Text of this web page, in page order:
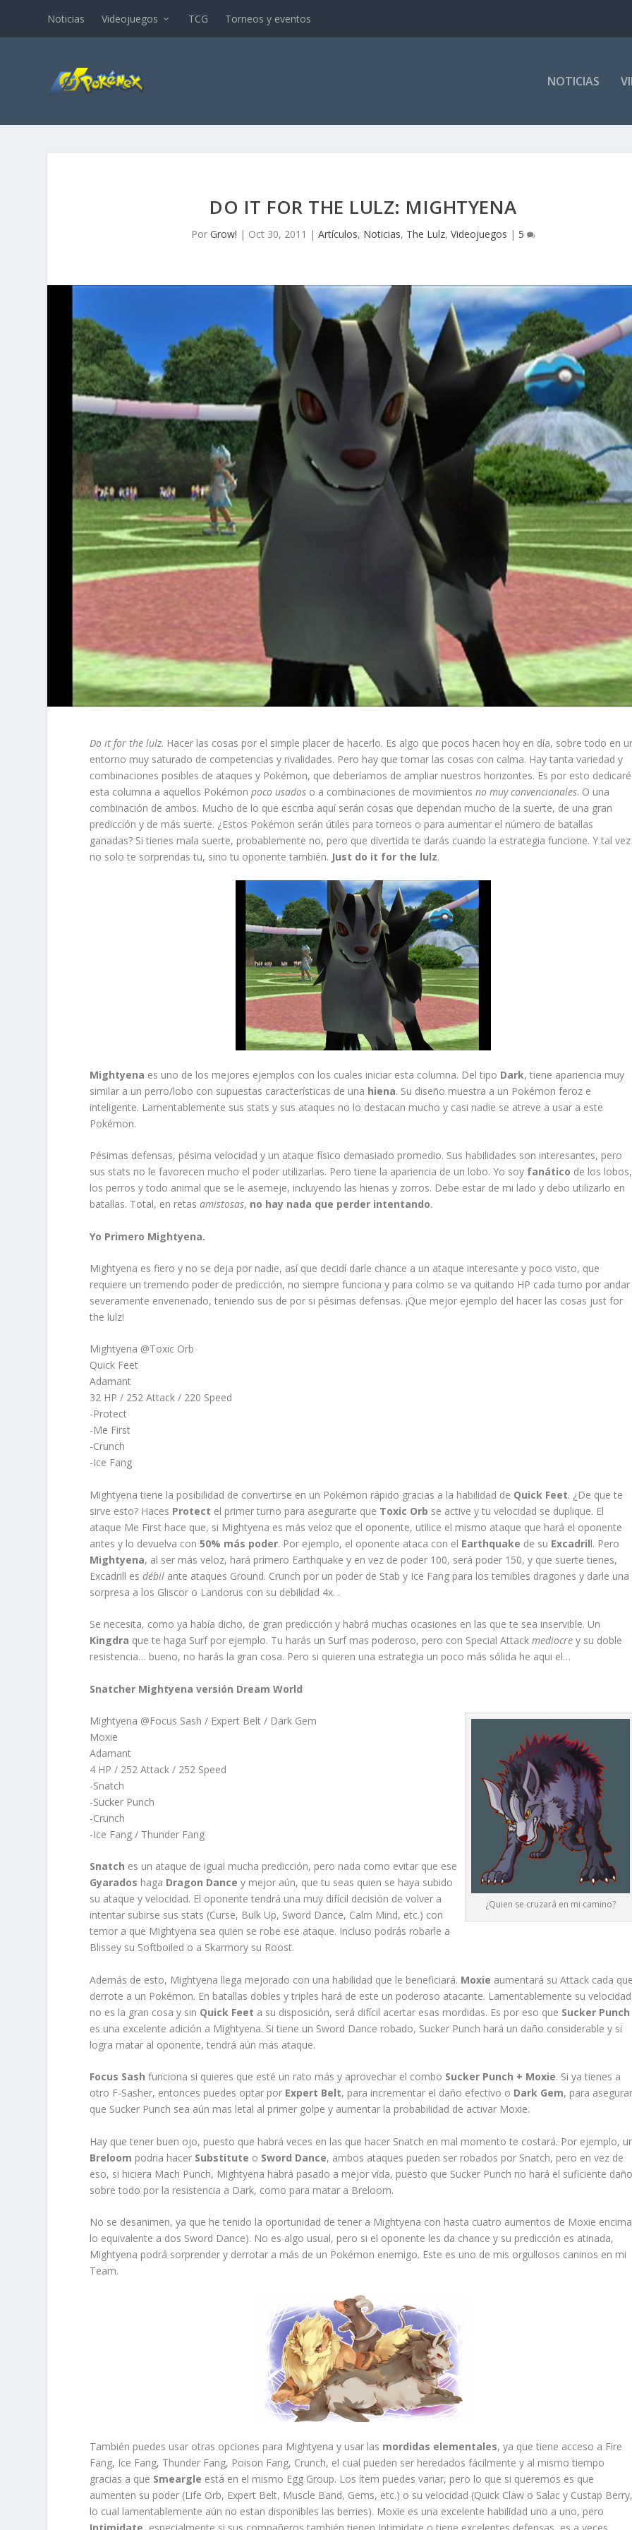
Noticias Videojuegos TCG Torneos y eventos
NOTICIAS
DO IT FOR THE LULZ: MIGHTYENA
Por Grow! | Oct 30, 2011 | Artículos, Noticias, The Lulz, Videojuegos | 5
Do it for the lulz. Hacer las cosas por el simple placer de hacerlo. Es algo que pocos hacen hoy en día, sobre todo en
entorno muy saturado de competencias y rivalidades. Pero hay que tomar las cosas con calma. Hay tanta variedad y
combinaciones posibles de ataques y Pokémon, que deberíamos de ampliar nuestros horizontes. Es por esto dedicaré
esta columna a aquellos Pokémonpoco usados o a combinaciones de movimientosno muy convencionales. O una
combinación de ambos. Mucho de lo que escriba aquí serán cosas que dependan mucho de la suerte, de una gran
predicción y de más suerte. ¿Estos Pokémon serán útiles para torneos o para aumentar el número de batallas
ganadas? Si tienes mala suerte, probablemente no, pero que divertida te darás cuando la estrategia funcione. Y tal vez
no solo te sorprendas tu, sino tu oponente también. Just do it for the lulz.
Mightyena es uno de los mejores ejemplos con los cuales iniciar esta columna. Del tipo Dark, tiene apariencia muy
similar a un perro/lobo con supuestas características de una hiena. Su diseño muestra a un Pokémon feroz e
inteligente. Lamentablemente sus stats y sus ataques no lo destacan mucho y casi nadie se atreve a usar a este
Pokémon.
Pésimas defensas, pésima velocidad y un ataque físico demasiado promedio. Sus habilidades son interesantes, pero
sus stats no le favorecen mucho el poder utilizarlas. Pero tiene la apariencia de un lobo. Yo soy fanático de los lobos,
los perros y todo animal que se le asemeje, incluyendo las hienas y zorros. Debe estar de mi lado y debo utilizarlo en
batallas. Total, en retasamistosas, no hay nada que perder intentando.
Yo Primero Mightyena.
Mightyena es fiero y no se deja por nadie, así que decidí darle chance a un ataque interesante y poco visto, que
requiere un tremendo poder de predicción, no siempre funciona y para colmo se va quitando HP cada turno por andar
severamente envenenado, teniendo sus de por si pésimas defensas. ¡Que mejor ejemplo del hacer las cosas just for
the lulz!
Mightyena @Toxic Orb
Quick Feet
Adamant
32 HP / 252 Attack / 220 Speed
-Protect
-Me First
-Crunch
-Ice Fang
Mightyena tiene la posibilidad de convertirse en un Pokémon rápido gracias a la habilidad de Quick Feet. ¿De que te
sirve esto? Haces Protect el primer turno para asegurarte que Toxic Orb se active y tu velocidad se duplique. El
ataque Me First hace que, si Mightyena es más veloz que el oponente, utilice el mismo ataque que hará el oponente
antes y lo devuelva con50% más poder. Por ejemplo, el oponente ataca con el Earthquake de su Excadrill. Pero
Mightyena, al ser más veloz, hará primero Earthquake y en vez de poder 100, será poder 150, y que suerte tienes,
Excadrill esdébil ante ataques Ground. Crunch por un poder de Stab y Ice Fang para los temibles dragones y darle una
sorpresa a los Gliscor o Landorus con su debilidad 4x. .
Se necesita, como ya había dicho, de gran predicción y habrá muchas ocasiones en las que te sea inservible. Un
Kingdra que te haga Surf por ejemplo. Tu harás un Surf mas poderoso, pero con Special Attackmediocre y su doble
resistencia… bueno, no harás la gran cosa. Pero si quieren una estrategia un poco más sólida he aqui el…
Snatcher Mightyena versión Dream World
¿Quien se cruzará en mi camino?
Mightyena @Focus Sash / Expert Belt / Dark Gem
Moxie
Adamant
4 HP / 252 Attack / 252 Speed
-Snatch
-Sucker Punch
-Crunch
-Ice Fang / Thunder Fang
Snatch es un ataque de igual mucha predicción, pero nada como evitar que ese
Gyarados haga Dragon Dance y mejor aún, que tu seas quien se haya subido
su ataque y velocidad. El oponente tendrá una muy difícil decisión de volver a
intentar subirse sus stats (Curse, Bulk Up, Sword Dance, Calm Mind, etc.) con
temor a que Mightyena sea quien se robe ese ataque. Incluso podrás robarle a
Blissey su Softboiled o a Skarmory su Roost.
Además de esto, Mightyena llega mejorado con una habilidad que le beneficiará. Moxie aumentará su Attack cada
derrote a un Pokémon. En batallas dobles y triples hará de este un poderoso atacante. Lamentablemente su velocidad
no es la gran cosa y sin Quick Feet a su disposición, será difícil acertar esas mordidas. Es por eso que Sucker Punch
es una excelente adición a Mightyena. Si tiene un Sword Dance robado, Sucker Punch hará un daño considerable y si
logra matar al oponente, tendrá aún más ataque.
Focus Sash funciona si quieres que esté un rato más y aprovechar el combo Sucker Punch + Moxie. Si ya tienes a
otro F-Sasher, entonces puedes optar por Expert Belt, para incrementar el daño efectivo o Dark Gem, para
que Sucker Punch sea aún mas letal al primer golpe y aumentar la probabilidad de activar Moxie.
Hay que tener buen ojo, puesto que habrá veces en las que hacer Snatch en mal momento te costará. Por ejemplo,
Breloom podria hacer Substitute o Sword Dance, ambos ataques pueden ser robados por Snatch, pero en vez de
eso, si hiciera Mach Punch, Mightyena habrá pasado a mejor vida, puesto que Sucker Punch no hará el suficiente
sobre todo por la resistencia a Dark, como para matar a Breloom.
No se desanimen, ya que he tenido la oportunidad de tener a Mightyena con hasta cuatro aumentos de Moxie
lo equivalente a dos Sword Dance). No es algo usual, pero si el oponente les da chance y su predicción es atinada,
Mightyena podrá sorprender y derrotar a más de un Pokémon enemigo. Este es uno de mis orgullosos caninos en mi
Team.
También puedes usar otras opciones para Mightyena y usar las mordidas elementales, ya que tiene acceso a Fire
Fang, Ice Fang, Thunder Fang, Poison Fang, Crunch, el cual pueden ser heredados fácilmente y al mismo tiempo
gracias a que Smeargle está en el mismo Egg Group. Los ítem puedes variar, pero lo que si queremos es que
aumenten su poder (Life Orb, Expert Belt, Muscle Band, Gems, etc.) o su velocidad (Quick Claw o Salac y Custap
lo cual lamentablemente aún no estan disponibles las berries). Moxie es una excelente habilidad uno a uno, pero